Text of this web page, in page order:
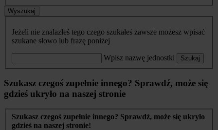
Wyszukaj
Jeżeli nie znalazłeś tego czego szukałeś zawsze możesz wpisać
szukane słowo lub frazę poniżej
Wpisz nazwę jednostki Szukaj
Szukasz czegoś zupełnie innego? Sprawdź, może się
gdzieś ukryło na naszej stronie
Szukasz czegoś zupełnie innego? Sprawdź, może się ukryło
gdzieś na naszej stronie!